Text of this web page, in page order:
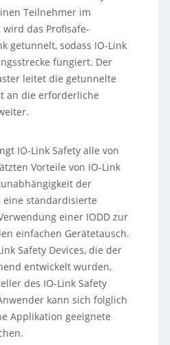
Teilnehmer im
wird das Profisafe-
getunnelt, sodass IO-Link
fungiert. Der
leitet die getunnelte
an die erforderliche
IO-Link Safety alle von
Vorteile von IO-Link
der
eine standardisierte
einer IODD zur
einfachen Gerätetausch.
Safety Devices, die der
entwickelt wurden,
des IO-Link Safety
kann sich folglich
Applikation geeignete